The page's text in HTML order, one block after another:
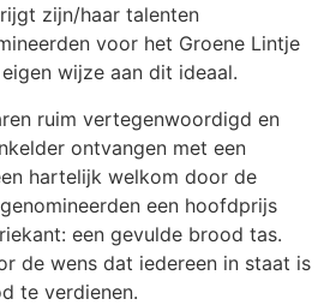
zijn/haar talenten
voor het Groene Lintje
wijze aan dit ideaal.
ruim vertegenwoordigd en
ontvangen met een
hartelijk welkom door de
een hoofdprijs
een gevulde brood tas.
de wens dat iedereen in staat is
te verdienen.